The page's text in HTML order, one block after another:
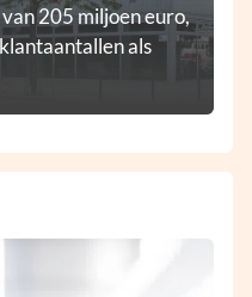
205 miljoen euro,
als